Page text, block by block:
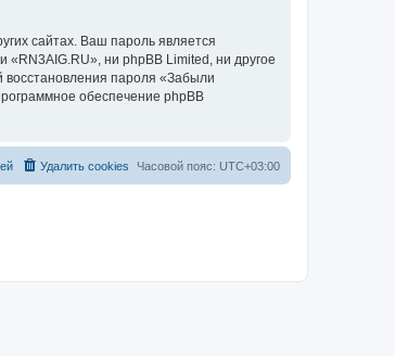
сайтах. Ваш пароль является
«RN3AIG.RU», ни phpBB Limited, ни другое
восстановления пароля «Забыли
обеспечение phpBB
Часовой пояс: UTC+03:00
Удалить cookies